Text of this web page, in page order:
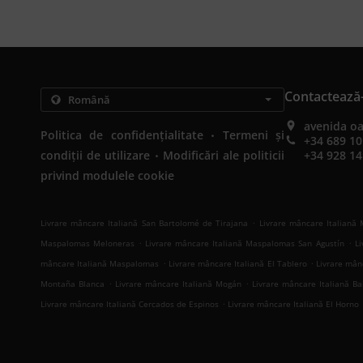
Politica de confidențialitate . Termeni și
condiții de utilizare . Modificări ale politicii
privind modulele cookie
avenida
+34 689
+34 928
Livrare mâncare Italiană San Bartolomé de Tirajana . Livrare mâncare Italiană
Maspalomas Meloneras . Livrare mâncare Italiană Maspalomas San Agustín .
mâncare Italiană Maspalomas . Livrare mâncare Italiană El Tablero . Livrare
Montaña Blanca . Livrare mâncare Italiană Mogán . Livrare mâncare Italiană
Livrare mâncare Italiană Cercados de Espinos . Livrare mâncare Italiană El Horno